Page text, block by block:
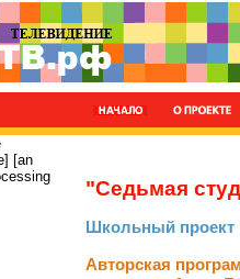
[an
"Седьмая
Школьный проект
Авторская